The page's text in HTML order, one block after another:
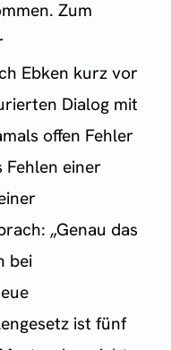
Zum
Ebken kurz vor
Dialog mit
offen Fehler
Fehlen einer
„Genau das
bei
ist fünf